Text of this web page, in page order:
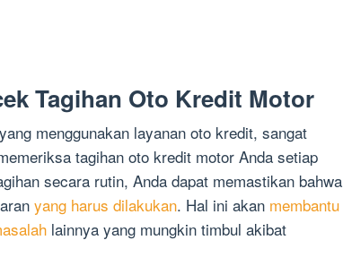
Tagihan Oto Kredit Motor
menggunakan layanan oto kredit, sangat
tagihan oto kredit motor Anda setiap
secara rutin, Anda dapat memastikan bahwa
yang harus dilakukan. Hal ini akan membantu
lainnya yang mungkin timbul akibat